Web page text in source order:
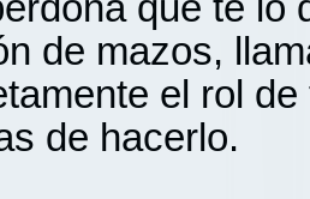
de mazos,
el rol
de hacerlo.